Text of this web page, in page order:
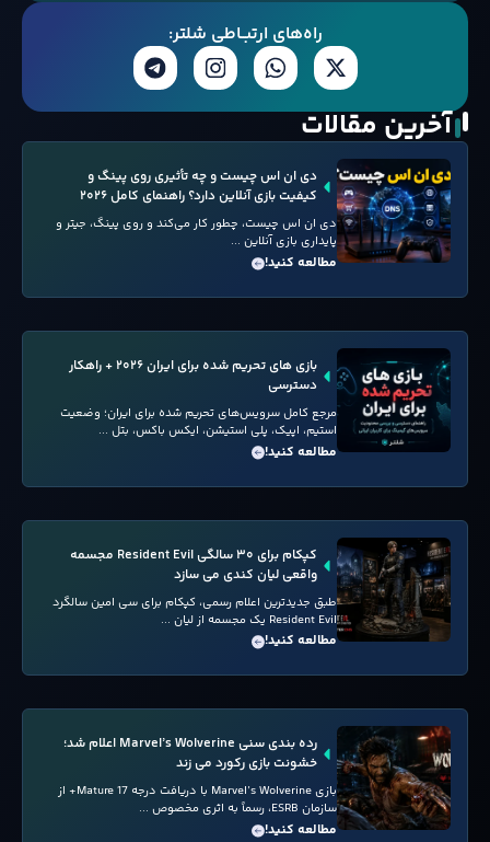
راه‌های ارتبــاطی شلتر:
آخرین مقالات
دی ان اس چیست و چه تأثیری روی پینگ و
کیفیت بازی آنلاین دارد؟ راهنمای کامل ۲۰۲۶
دی ان اس چیست، چطور کار می‌کند و روی پینگ، جیتر و
پایداری بازی آنلاین ...
مطالعه کنید!
بازی های تحریم شده برای ایران ۲۰۲۶ + راهکار
دسترسی
مرجع کامل سرویس‌های تحریم شده برای ایران؛ وضعیت
استیم، اپیک، پلی استیشن، ایکس باکس، بتل ...
مطالعه کنید!
کپکام برای ۳۰ سالگی Resident Evil مجسمه
واقعی لیان کندی می سازد
طبق جدیدترین اعلام رسمی، کپکام برای سی امین سالگرد
Resident Evil یک مجسمه از لیان ...
مطالعه کنید!
رده بندی سنی Marvel’s Wolverine اعلام شد؛
خشونت بازی رکورد می زند
بازی Marvel’s Wolverine با دریافت درجه Mature 17+ از
سازمان ESRB، رسماً به اثری مخصوص ...
مطالعه کنید!